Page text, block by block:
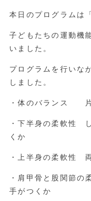
本日のプログラムは
子どもたちの運動機
いました。
プログラムを行いな
しました。
・体のバランス 片
・下半身の柔軟性
くか
・上半身の柔軟性
・肩甲骨と股関節
手がつくか